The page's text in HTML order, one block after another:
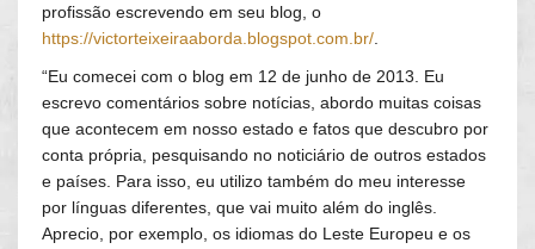
profissão escrevendo em seu blog, o
https://victorteixeiraaborda.blogspot.com.br/.
“Eu comecei com o blog em 12 de junho de 2013. Eu
escrevo comentários sobre notícias, abordo muitas coisas
que acontecem em nosso estado e fatos que descubro por
conta própria, pesquisando no noticiário de outros estados
e países. Para isso, eu utilizo também do meu interesse
por línguas diferentes, que vai muito além do inglês.
Aprecio, por exemplo, os idiomas do Leste Europeu e os